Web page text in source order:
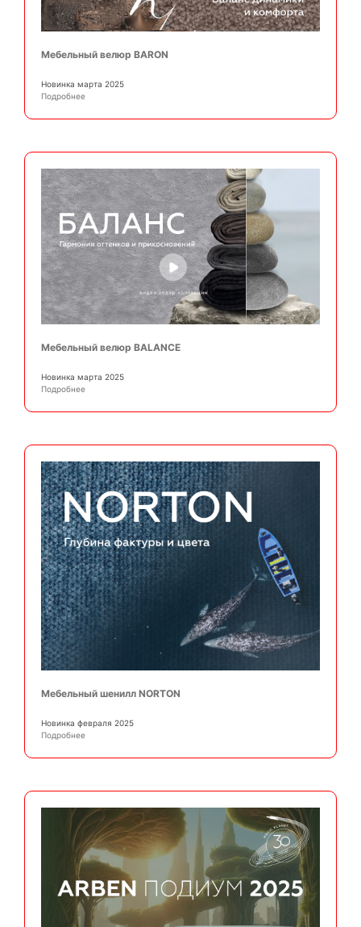
Мебельный велюр BARON
Новинка марта 2025
Подробнее
Мебельный велюр BALANCE
Новинка марта 2025
Подробнее
Мебельный шенилл NORTON
Новинка февраля 2025
Подробнее